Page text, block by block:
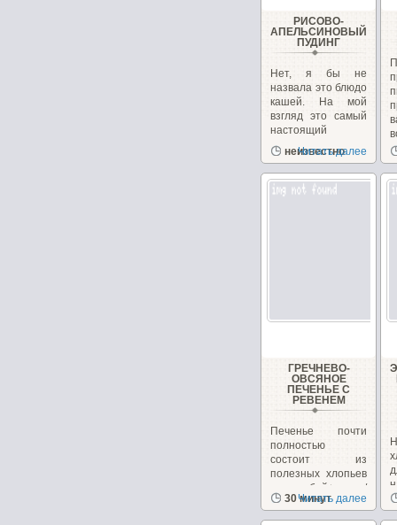
РИСОВО-
АПЕЛЬСИНОВЫЙ
ПУДИНГ
Нет, я бы не
назвала это блюдо
кашей. На мой
взгляд это самый
настоящий
пудинг....
неизвестно
Читать далее
ГРЕЧНЕВО-
ОВСЯНОЕ
ПЕЧЕНЬЕ С
РЕВЕНЕМ
Печенье почти
полностью
состоит из
полезных хлопьев
и отрубей+орехи/
семечки,...
30 минут
Читать далее